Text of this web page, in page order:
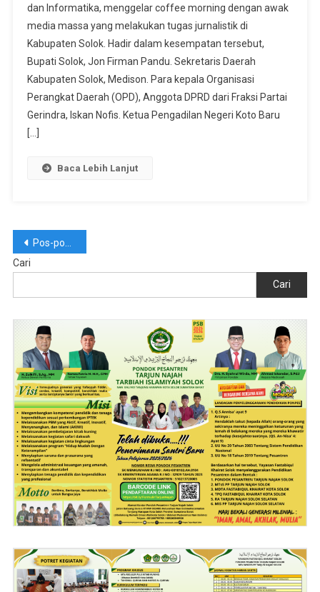
Dengan
Pertemuan
dan Informatika, menggelar coffee morning dengan awak
media massa yang melakukan tugas jurnalistik di
Kabupaten Solok. Hadir dalam kesempatan tersebut,
Bupati Solok, Jon Firman Pandu. Sekretaris Daerah
Kabupaten Solok, Medison. Para kepala Organisasi
Perangkat Daerah (OPD), Anggota DPRD dari Fraksi Partai
Gerindra, Iskan Nofis. Ketua Pengadilan Negeri Koto Baru
[…]
Baca Lebih Lanjut
Navigasi
pos
Pos-pos lama
Cari
Cari